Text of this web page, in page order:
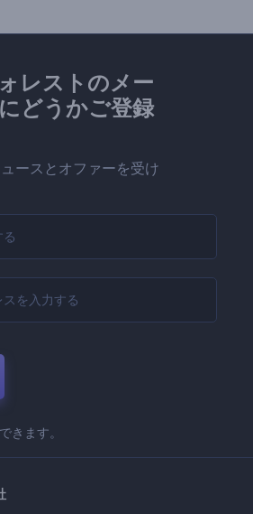
レストのメー
どうかご登録
ースとオファーを受け
きます。